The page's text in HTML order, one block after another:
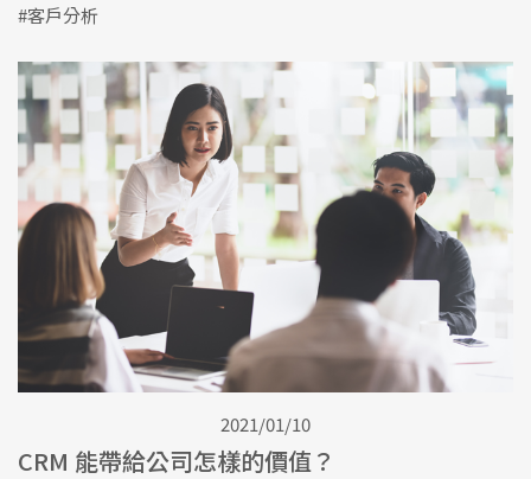
#客戶分析
2021/01/10
CRM 能帶給公司怎樣的價值？